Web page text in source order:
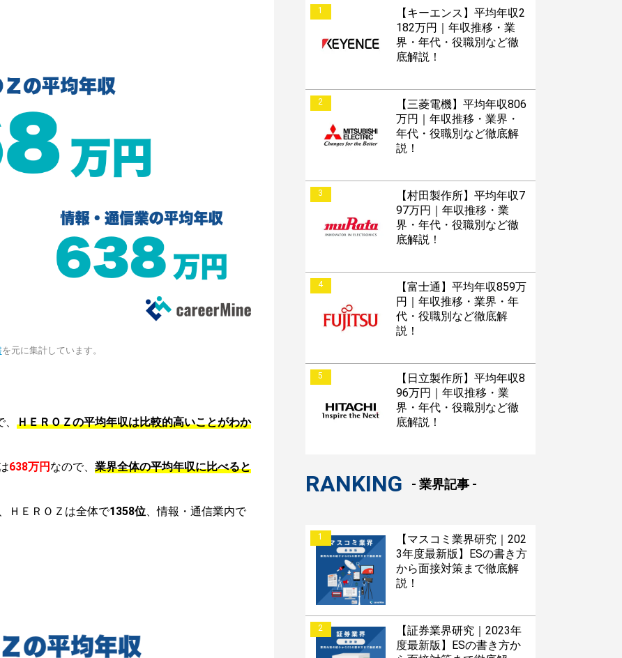
を元に集計しています。
ＨＥＲＯＺの平均年収は比較的高いことがわか
638万円 なので、 業界全体の平均年収に比べると
ＨＥＲＯＺは全体で1358位、情報・通信業内で
1
【キーエンス】平均年収2
182万円｜年収推移・業
界・年代・役職別など徹
底解説！
2
【三菱電機】平均年収806
万円｜年収推移・業界・
年代・役職別など徹底解
説！
3
【村田製作所】平均年収7
97万円｜年収推移・業
界・年代・役職別など徹
底解説！
4
【富士通】平均年収859万
円｜年収推移・業界・年
代・役職別など徹底解
説！
5
【日立製作所】平均年収8
96万円｜年収推移・業
界・年代・役職別など徹
底解説！
RANKING - 業界記事 -
1
【マスコミ業界研究｜202
3年度最新版】ESの書き方
から面接対策まで徹底解
説！
2
【証券業界研究｜2023年
度最新版】ESの書き方か